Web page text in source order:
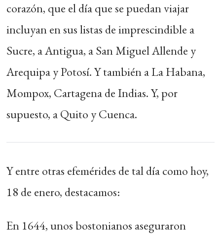
corazón, que el día que se puedan viajar
incluyan en sus listas de imprescindible a
Sucre, a Antigua, a San Miguel Allende y
Arequipa y Potosí. Y también a La Habana,
Mompox, Cartagena de Indias. Y, por
supuesto, a Quito y Cuenca.
Y entre otras efemérides de tal día como hoy,
18 de enero, destacamos:
En 1644, unos bostonianos aseguraron